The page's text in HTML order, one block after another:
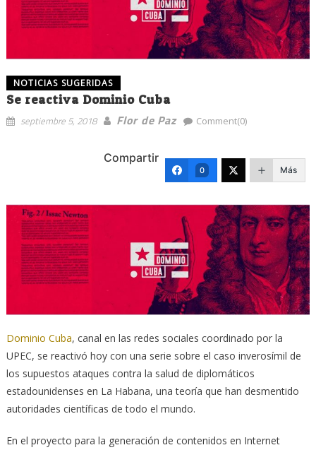
NOTICIAS SUGERIDAS
Se reactiva Dominio Cuba
septiembre 5, 2018 Flor de Paz Comment(0)
Compartir
0 Más
Dominio Cuba, canal en las redes sociales coordinado por la
UPEC, se reactivó hoy con una serie sobre el caso inverosímil de
los supuestos ataques contra la salud de diplomáticos
estadounidenses en La Habana, una teoría que han desmentido
autoridades científicas de todo el mundo.
En el proyecto para la generación de contenidos en Internet